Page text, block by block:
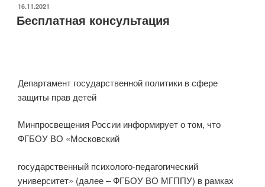
ОПУБЛИКОВАНО
16.11.2021
Бесплатная консультация
Департамент государственной политики в сфере
защиты прав детей
Минпросвещения России информирует о том, что
ФГБОУ ВО «Московский
государственный психолого-педагогический
университет» (далее – ФГБОУ ВО МГППУ) в рамках